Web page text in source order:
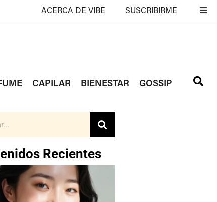
ACERCA DE VIBE SUSCRIBIRME
CAPILAR BIENESTAR GOSSIP
Recientes